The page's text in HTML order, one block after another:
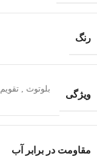
رنگ
ویژگی بلوتوث , تقویم
مقاومت در برابر آب